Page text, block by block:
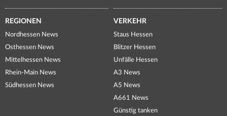
REGIONEN
Nordhessen News
Osthessen News
Mittelhessen News
Rhein-Main News
Südhessen News
VERKEHR
Staus Hessen
Blitzer Hessen
Unfälle Hessen
A3 News
A5 News
A661 News
Günstig tanken